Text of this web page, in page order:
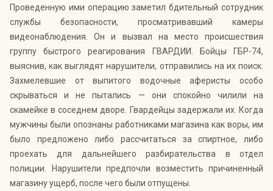
Проведенную ими операцию заметил бдительный сотрудник
службы безопасности, просматривавший камеры
видеонаблюдения. Он и вызвал на место происшествия
группу быстрого реагирования ГВАРДИИ. Бойцы ГБР-74,
выяснив, как выглядят нарушители, отправились на их поиск.
Захмелевшие от выпитого водочные аферисты особо
скрываться и не пытались — они спокойно чилили на
скамейке в соседнем дворе. Гвардейцы задержали их. Когда
мужчины были опознаны работниками магазина как воры, им
было предложено либо рассчитаться за спиртное, либо
проехать для дальнейшего разбирательства в отдел
полиции. Нарушители предпочли возместить причиненный
магазину ущерб, после чего были отпущены.